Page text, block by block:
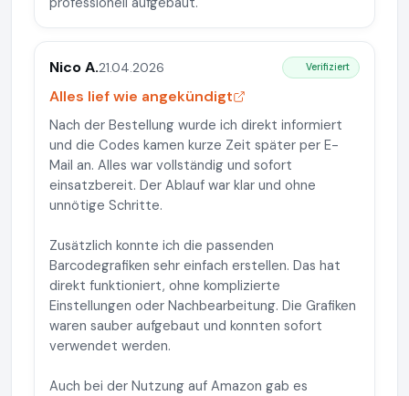
Nico A.21.04.2026 Verifiziert
Alles lief wie angekündigt
Nach der Bestellung wurde ich direkt informiert
und die Codes kamen kurze Zeit später per E-
Mail an. Alles war vollständig und sofort
einsatzbereit. Der Ablauf war klar und ohne
unnötige Schritte.
Zusätzlich konnte ich die passenden
Barcodegrafiken sehr einfach erstellen. Das hat
direkt funktioniert, ohne komplizierte
Einstellungen oder Nachbearbeitung. Die Grafiken
waren sauber aufgebaut und konnten sofort
verwendet werden.
Auch bei der Nutzung auf Amazon gab es